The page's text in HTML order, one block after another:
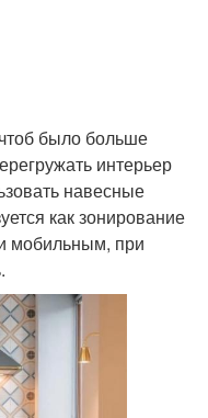
было больше
интерьер
навесные
как зонирование
мобильным, при